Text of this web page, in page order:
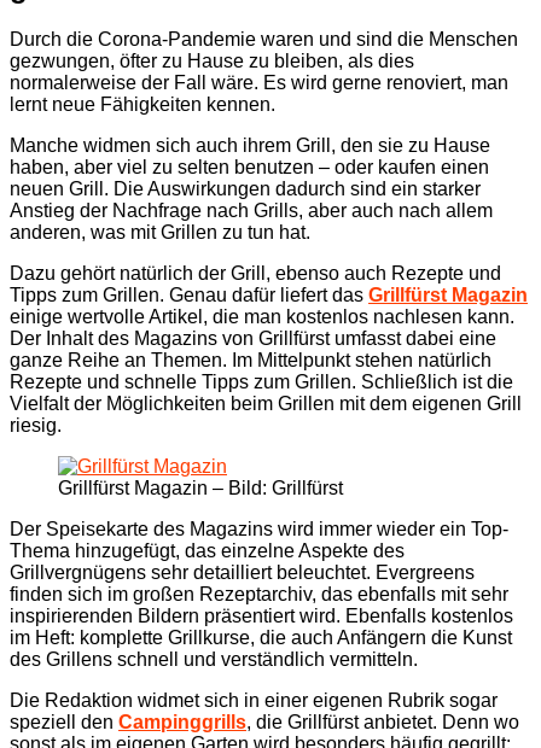
Durch die Corona-Pandemie waren und sind die Menschen
gezwungen, öfter zu Hause zu bleiben, als dies
normalerweise der Fall wäre. Es wird gerne renoviert, man
lernt neue Fähigkeiten kennen.
Manche widmen sich auch ihrem Grill, den sie zu Hause
haben, aber viel zu selten benutzen – oder kaufen einen
neuen Grill. Die Auswirkungen dadurch sind ein starker
Anstieg der Nachfrage nach Grills, aber auch nach allem
anderen, was mit Grillen zu tun hat.
Dazu gehört natürlich der Grill, ebenso auch Rezepte und
Tipps zum Grillen. Genau dafür liefert das Grillfürst Magazin
einige wertvolle Artikel, die man kostenlos nachlesen kann.
Der Inhalt des Magazins von Grillfürst umfasst dabei eine
ganze Reihe an Themen. Im Mittelpunkt stehen natürlich
Rezepte und schnelle Tipps zum Grillen. Schließlich ist die
Vielfalt der Möglichkeiten beim Grillen mit dem eigenen Grill
riesig.
Grillfürst Magazin – Bild: Grillfürst
Der Speisekarte des Magazins wird immer wieder ein Top-
Thema hinzugefügt, das einzelne Aspekte des
Grillvergnügens sehr detailliert beleuchtet. Evergreens
finden sich im großen Rezeptarchiv, das ebenfalls mit sehr
inspirierenden Bildern präsentiert wird. Ebenfalls kostenlos
im Heft: komplette Grillkurse, die auch Anfängern die Kunst
des Grillens schnell und verständlich vermitteln.
Die Redaktion widmet sich in einer eigenen Rubrik sogar
speziell den Campinggrills, die Grillfürst anbietet. Denn wo
sonst als im eigenen Garten wird besonders häufig gegrillt: